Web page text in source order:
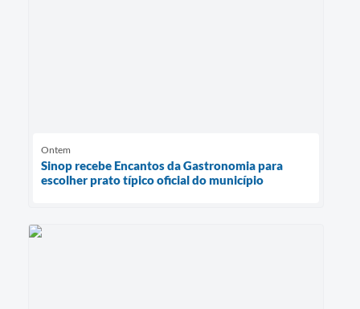
Ontem
Sinop recebe Encantos da Gastronomia para
escolher prato típico oficial do município